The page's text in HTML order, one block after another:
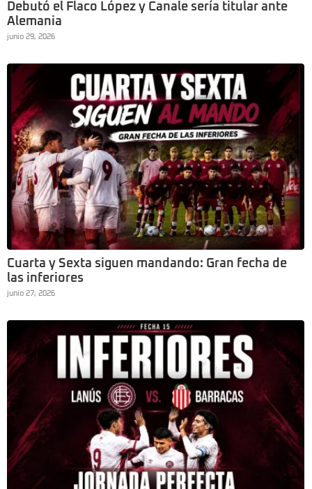
Debutó el Flaco López y Canale sería titular ante
Alemania
junio 29, 2026
Cuarta y Sexta siguen mandando: Gran fecha de
las inferiores
junio 27, 2026